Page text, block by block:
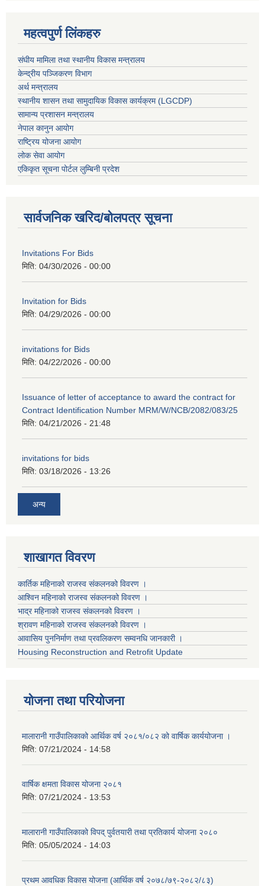
महत्वपुर्ण लिंकहरु
संघीय मामिला तथा स्थानीय विकास मन्त्रालय
केन्द्रीय पञ्जिकरण विभाग
अर्थ मन्त्रालय
स्थानीय शासन तथा सामुदायिक विकास कार्यक्रम (LGCDP)
सामान्य प्रशासन मन्त्रालय
नेपाल कानुन आयोग
राष्ट्रिय योजना आयोग
लोक सेवा आयोग
एकिकृत सूचना पोर्टल लुम्बिनी प्रदेश
सार्वजनिक खरिद/बोलपत्र सूचना
Invitations For Bids
मिति: 04/30/2026 - 00:00
Invitation for Bids
मिति: 04/29/2026 - 00:00
invitations for Bids
मिति: 04/22/2026 - 00:00
Issuance of letter of acceptance to award the contract for
Contract Identification Number MRM/W/NCB/2082/083/25
मिति: 04/21/2026 - 21:48
invitations for bids
मिति: 03/18/2026 - 13:26
अन्य
शाखागत विवरण
कार्तिक महिनाको राजस्व संकलनको विवरण ।
आश्विन महिनाको राजस्व संकलनको विवरण ।
भाद्र महिनाको राजस्व संकलनको विवरण ।
श्रावण महिनाको राजस्व संकलनको विवरण ।
आवासिय पुननिर्माण तथा प्रवलिकरण सम्वनधि जानकारी ।
Housing Reconstruction and Retrofit Update
योजना तथा परियोजना
मालारानी गाउँपालिकाको आर्थिक वर्ष २०८१/०८२ को वार्षिक कार्ययोजना ।
मिति: 07/21/2024 - 14:58
वार्षिक क्षमता विकास योजना २०८१
मिति: 07/21/2024 - 13:53
मालारानी गाउँपालिकाको विपद् पुर्वतयारी तथा प्रतिकार्य योजना २०८०
मिति: 05/05/2024 - 14:03
प्रथम आवधिक विकास योजना (आर्थिक वर्ष २०७८/७९-२०८२/८३)